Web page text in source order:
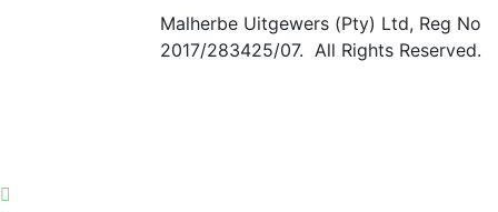
Malherbe Uitgewers (Pty) Ltd, Reg No
2017/283425/07. All Rights Reserved.